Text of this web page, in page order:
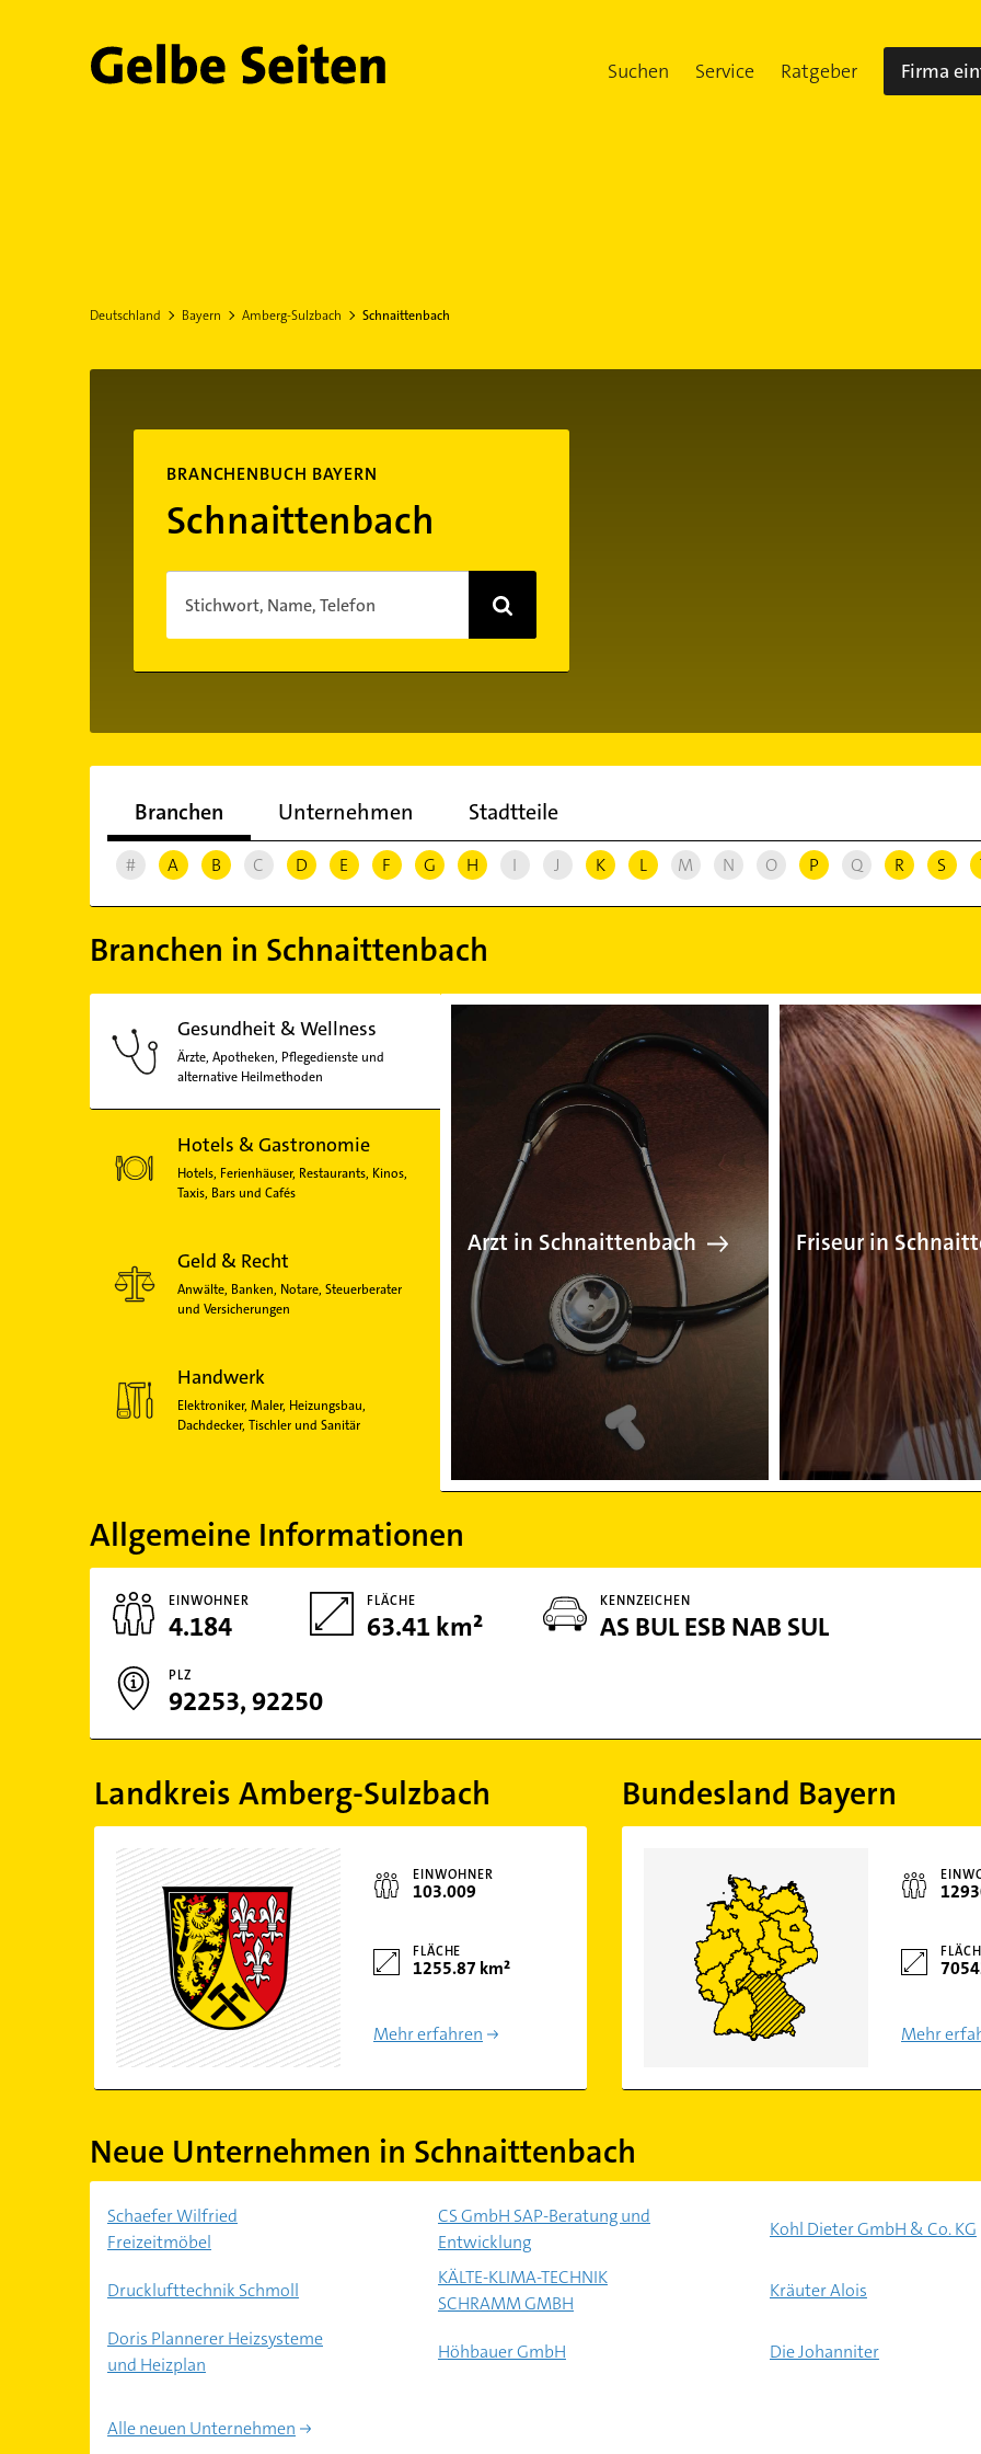
Gelbe Seiten Suchen Service Ratgeber Firma
Deutschland Bayern Amberg-Sulzbach Schnaittenbach
BRANCHENBUCH BAYERN
Schnaittenbach
Stichwort, Name, Telefon
Branchen Unternehmen Stadtteile
# A B C D E F G H I J K L M N O P Q R S
Branchen in Schnaittenbach
Gesundheit & Wellness
Ärzte, Apotheken, Pflegedienste und
alternative Heilmethoden
Hotels & Gastronomie
Hotels, Ferienhäuser, Restaurants, Kinos,
Taxis, Bars und Cafés
Geld & Recht
Anwälte, Banken, Notare, Steuerberater
und Versicherungen
Handwerk
Elektroniker, Maler, Heizungsbau,
Dachdecker, Tischler und Sanitär
Arzt in Schnaittenbach
Arzt in Schnaittenbach
Friseur in
Allgemeine Informationen
EINWOHNER
4.184
FLÄCHE
63.41 km²
KENNZEICHEN
AS BUL ESB NAB SUL
PLZ
92253, 92250
Landkreis Amberg-Sulzbach Bundesland Bayern
EINWOHNER
103.009
FLÄCHE
1255.87 km²
Mehr erfahren Mehr
Neue Unternehmen in Schnaittenbach
Schaefer Wilfried
Freizeitmöbel
CS GmbH SAP-Beratung und
Entwicklung
Kohl Dieter GmbH & Co. KG
Drucklufttechnik Schmoll
KÄLTE-KLIMA-TECHNIK
SCHRAMM GMBH
Kräuter Alois
Doris Plannerer Heizsysteme
und Heizplan
Höhbauer GmbH Die Johanniter
Alle neuen Unternehmen